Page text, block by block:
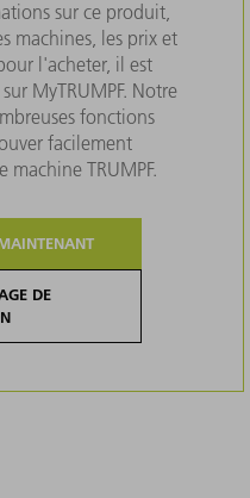
sur ce produit,
machines, les prix et
l'acheter, il est
MyTRUMPF. Notre
fonctions
facilement
machine TRUMPF.
DE